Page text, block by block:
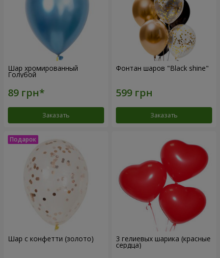
Шар хромированный
Голубой
Заказать
Фонтан шаров "Black shine"
Заказать
Шар с конфетти (золото) 3 гелиевых шарика (красные
сердца)